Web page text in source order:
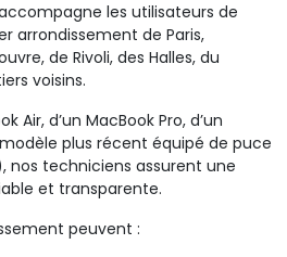
les utilisateurs de
arrondissement de Paris,
de Rivoli, des Halles, du
voisins.
Air, d’un MacBook Pro, d’un
plus récent équipé de puce
nos techniciens assurent une
et transparente.
peuvent :